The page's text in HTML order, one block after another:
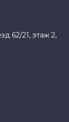
62/21, этаж 2,